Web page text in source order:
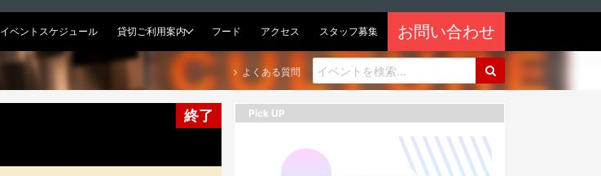
イベントスケジュール 貸切ご利用案内 フード アクセス スタッフ募集 お問い合わせ
よくある質問
終了 Pick UP